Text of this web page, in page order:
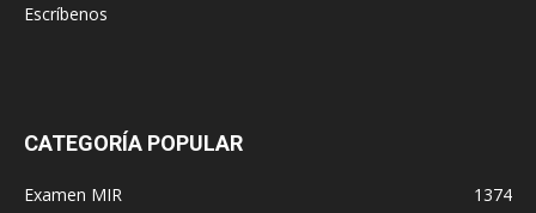
Escríbenos
CATEGORÍA POPULAR
Examen MIR
1374